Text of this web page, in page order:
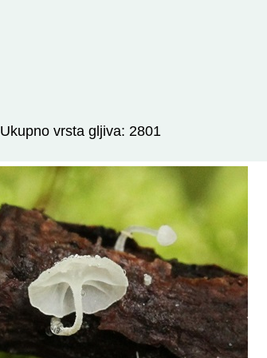
Ukupno vrsta gljiva: 2801